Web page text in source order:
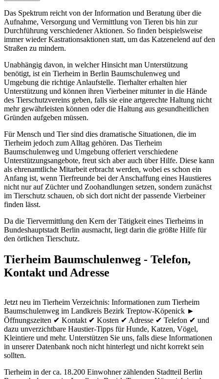
Das Spektrum reicht von der Information und Beratung über die
Aufnahme, Versorgung und Vermittlung von Tieren bis hin zur
Durchführung verschiedener Aktionen. So finden beispielsweise
immer wieder Kastrationsaktionen statt, um das Katzenelend auf den
Straßen zu mindern.
Unabhängig davon, in welcher Hinsicht man Unterstützung
benötigt, ist ein Tierheim in Berlin Baumschulenweg und
Umgebung die richtige Anlaufstelle. Tierhalter erhalten hier
Unterstützung und können ihren Vierbeiner mitunter in die Hände
des Tierschutzvereins geben, falls sie eine artgerechte Haltung nicht
mehr gewährleisten können oder die Haltung aus gesundheitlichen
Gründen aufgeben müssen.
Für Mensch und Tier sind dies dramatische Situationen, die im
Tierheim jedoch zum Alltag gehören. Das Tierheim
Baumschulenweg und Umgebung offeriert verschiedene
Unterstützungsangebote, freut sich aber auch über Hilfe. Diese kann
als ehrenamtliche Mitarbeit erbracht werden, wobei es schon ein
Anfang ist, wenn Tierfreunde bei der Anschaffung eines Haustieres
nicht nur auf Züchter und Zoohandlungen setzen, sondern zunächst
im Tierschutz schauen, ob sich dort nicht der passende Vierbeiner
finden lässt.
Da die Tiervermittlung den Kern der Tätigkeit eines Tierheims in
Bundeshauptstadt Berlin ausmacht, liegt darin die größte Hilfe für
den örtlichen Tierschutz.
Tierheim Baumschulenweg - Telefon,
Kontakt und Adresse
Jetzt neu im Tierheim Verzeichnis: Informationen zum Tierheim
Baumschulenweg im Landkreis Bezirk Treptow-Köpenick ►
Öffnungszeiten ✔ Kontakt ✔ Kosten ✔ Adresse ✔ Telefon ✔ und
dazu unverzichtbare Haustier-Tipps für Hunde, Katzen, Vögel,
Kleintiere und mehr. Unterstützen Sie uns, falls diese Informationen
in unserer Datenbank noch nicht hinterlegt und nicht korrekt sein
sollten.
Tierheim in der ca. 18.200 Einwohner zählenden Stadtteil Berlin